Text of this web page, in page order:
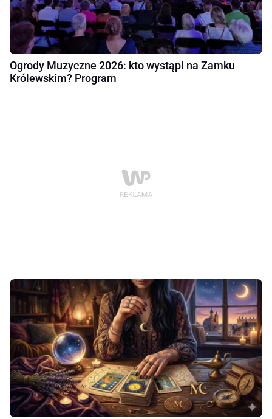
Ogrody Muzyczne 2026: kto wystąpi na Zamku
Królewskim? Program